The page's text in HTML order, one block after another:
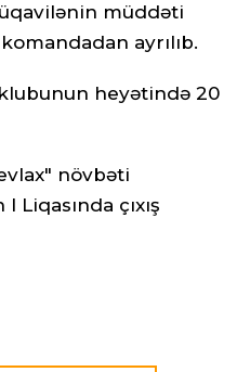
müddəti
ayrılıb.
heyətində 20
növbəti
Liqasında çıxış